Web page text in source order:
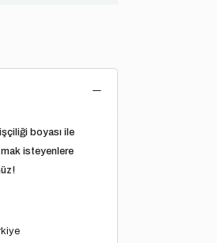
boyası ile
isteyenlere